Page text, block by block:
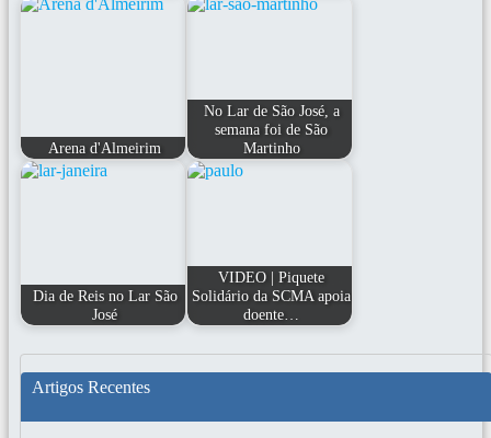
Arena d'Almeirim
No Lar de São José, a
semana foi de São
Martinho
Dia de Reis no Lar São
José
VIDEO | Piquete
Solidário da SCMA apoia
doente…
Artigos Recentes